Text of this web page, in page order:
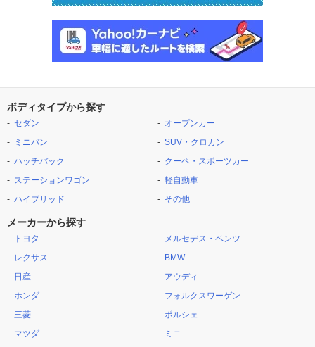
ボディタイプから探す
セダン
ミニバン
ハッチバック
ステーションワゴン
ハイブリッド
オープンカー
SUV・クロカン
クーペ・スポーツカー
軽自動車
その他
メーカーから探す
トヨタ
レクサス
日産
ホンダ
三菱
マツダ
メルセデス・ベンツ
BMW
アウディ
フォルクスワーゲン
ポルシェ
ミニ